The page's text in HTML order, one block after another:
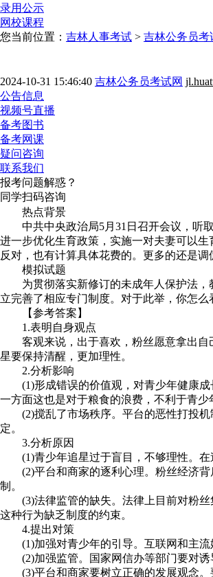
录用公示
网校课程
您当前位置： 吉林人事考试 > 吉林公务员考
2024-10-31 15:46:40 吉林公务员考试网
公告信息
视频号直播
备考图书
备考网课
疑问咨询
联系我们
报考问题解惑？
同学扫码咨询
热点背景
中共中央政治局5月31日召开会议，听取
进一步优化生育政策，实施一对夫妻可以
反对，也有计算具体花费的。更多的还是调
模拟试题
为贯彻落实新修订的未成年人保护法，
立完善了相应专门制度。对于此举，你怎么
【参考答案】
1.表明自身观点
客观来说，出于喜欢，粉丝愿意拿出自
星要保持清醒，更加理性。
2.分析影响
(1)形成错误的价值观，对青少年健康成
一方面这也是对于粮食的浪费，不利于青少
(2)搅乱了市场秩序。平台的恶性打投机
定。
3.分析原因
(1)青少年追星过于盲目，不够理性。在
(2)平台和商家的逐利心理。粉丝经济背
制。
(3)法律监管的缺失。法律上目前对粉丝
这种行为缺乏制度的约束。
4.提出对策
(1)加强对青少年的引导。互联网和主流
(2)加强监管。国家网信办等部门要对诱
(3)平台和商家要树立正确的发展观念。